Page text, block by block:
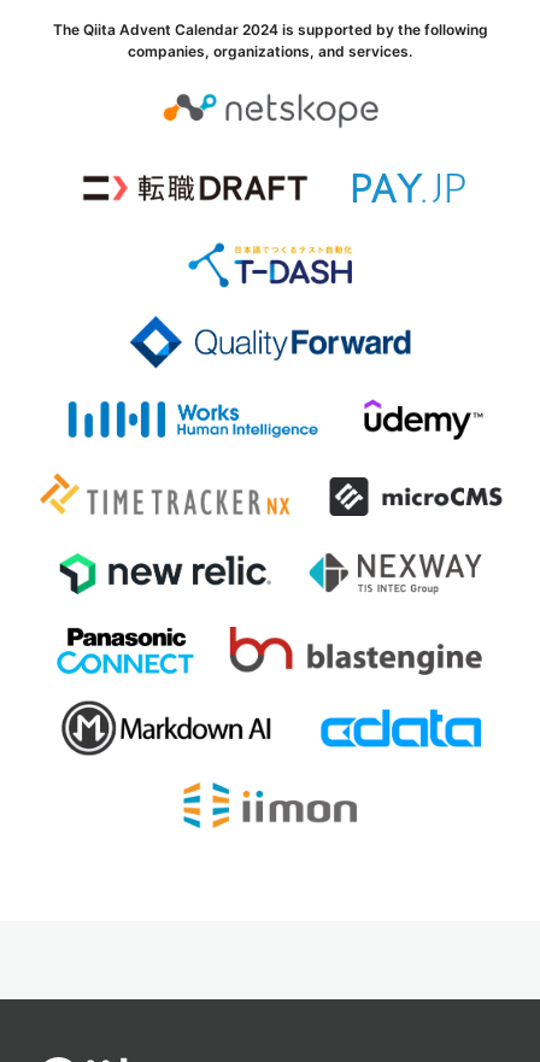
The Qiita Advent Calendar 2024 is supported by the following
companies, organizations, and services.